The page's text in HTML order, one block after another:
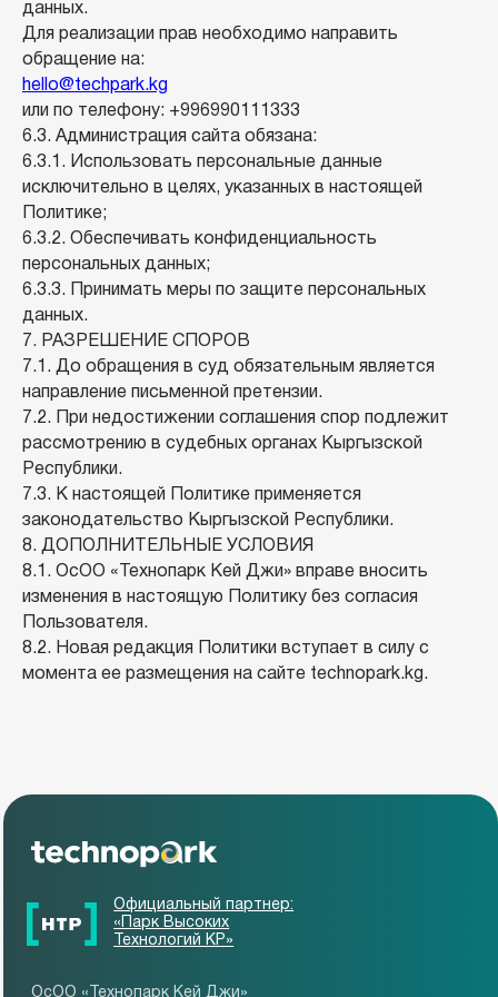
данных.
Для реализации прав необходимо направить
обращение на:
hello@techpark.kg
или по телефону: +996990111333
6.3. Администрация сайта обязана:
6.3.1. Использовать персональные данные
исключительно в целях, указанных в настоящей
Политике;
6.3.2. Обеспечивать конфиденциальность
персональных данных;
6.3.3. Принимать меры по защите персональных
данных.
7. РАЗРЕШЕНИЕ СПОРОВ
7.1. До обращения в суд обязательным является
направление письменной претензии.
7.2. При недостижении соглашения спор подлежит
рассмотрению в судебных органах Кыргызской
Республики.
7.3. К настоящей Политике применяется
законодательство Кыргызской Республики.
8. ДОПОЛНИТЕЛЬНЫЕ УСЛОВИЯ
8.1. ОсОО «Технопарк Кей Джи» вправе вносить
изменения в настоящую Политику без согласия
Пользователя.
8.2. Новая редакция Политики вступает в силу с
момента ее размещения на сайте technopark.kg.
Доп. услуги
Справка и поддержка
Кейтеринг
Корпоративные запросы
Telegram
WhatsApp
ул. Анкара 223
Technopark©. All Rights Reserved.
Политика конфиденциальности
Политика о персональных
данных
hello@techpark.kg
aidana@techpark.kg
Команда
Опенспейс
Офисы
Меню
Ивент-
Афиша
Корпоративные
решения